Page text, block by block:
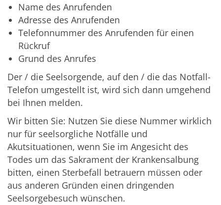
Name des Anrufenden
Adresse des Anrufenden
Telefonnummer des Anrufenden für einen
Rückruf
Grund des Anrufes
Der / die Seelsorgende, auf den / die das Notfall-
Telefon umgestellt ist, wird sich dann umgehend
bei Ihnen melden.
Wir bitten Sie: Nutzen Sie diese Nummer wirklich
nur für seelsorgliche Notfälle und
Akutsituationen, wenn Sie im Angesicht des
Todes um das Sakrament der Krankensalbung
bitten, einen Sterbefall betrauern müssen oder
aus anderen Gründen einen dringenden
Seelsorgebesuch wünschen.